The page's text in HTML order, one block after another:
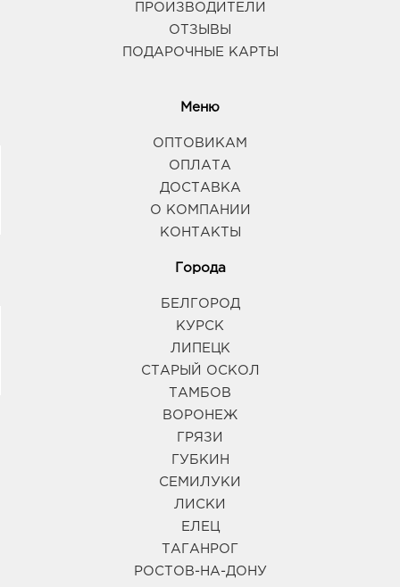
ПРОИЗВОДИТЕЛИ
ОТЗЫВЫ
ПОДАРОЧНЫЕ КАРТЫ
Меню
ОПТОВИКАМ
ОПЛАТА
ДОСТАВКА
О КОМПАНИИ
КОНТАКТЫ
Города
БЕЛГОРОД
КУРСК
ЛИПЕЦК
СТАРЫЙ ОСКОЛ
ТАМБОВ
ВОРОНЕЖ
ГРЯЗИ
ГУБКИН
СЕМИЛУКИ
ЛИСКИ
ЕЛЕЦ
ТАГАНРОГ
РОСТОВ-НА-ДОНУ